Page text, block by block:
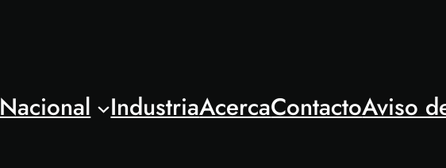
Nacional IndustriaAcercaContactoAviso